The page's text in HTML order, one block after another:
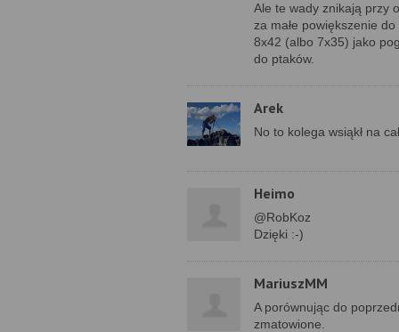
Ale te wady znikają przy
za małe powiększenie
8x42 (albo 7x35) jako
do ptaków.
Arek
No to kolega wsiąkł na
Heimo
@RobKoz
Dzięki :-)
MariuszMM
A porównując do
zmatowione.